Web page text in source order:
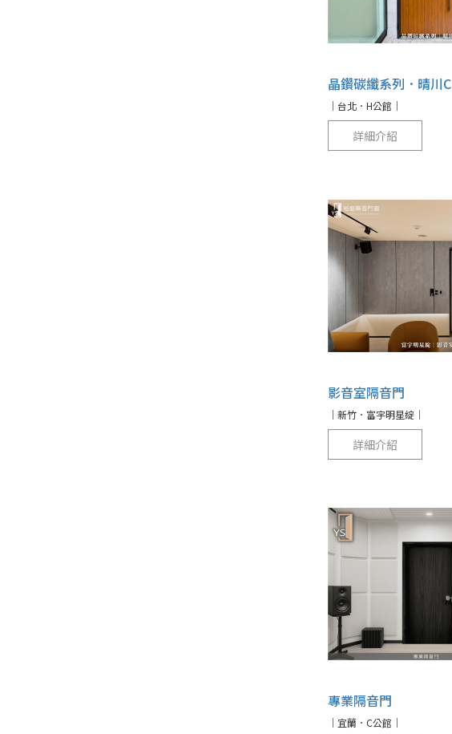
晶鑽碳纖系列．晴川C
｜台北．H公館｜
詳細介紹
影音室隔音門
｜新竹．富宇明星綻｜
詳細介紹
專業隔音門
｜宜蘭．C公館｜